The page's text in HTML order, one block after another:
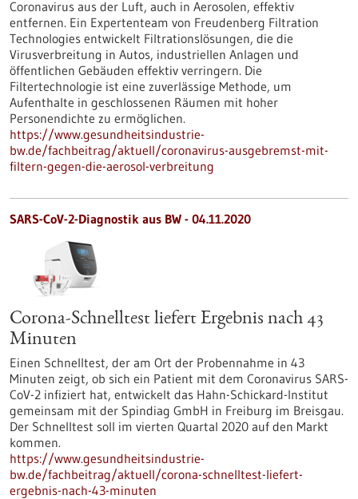
Coronavirus aus der Luft, auch in Aerosolen, effektiv
entfernen. Ein Expertenteam von Freudenberg Filtration
Technologies entwickelt Filtrationslösungen, die die
Virusverbreitung in Autos, industriellen Anlagen und
öffentlichen Gebäuden effektiv verringern. Die
Filtertechnologie ist eine zuverlässige Methode, um
Aufenthalte in geschlossenen Räumen mit hoher
Personendichte zu ermöglichen.
https://www.gesundheitsindustrie-
bw.de/fachbeitrag/aktuell/coronavirus-ausgebremst-mit-
filtern-gegen-die-aerosol-verbreitung
SARS-CoV-2-Diagnostik aus BW - 04.11.2020
Corona-Schnelltest liefert Ergebnis nach 43
Minuten
Einen Schnelltest, der am Ort der Probennahme in 43
Minuten zeigt, ob sich ein Patient mit dem Coronavirus SARS-
CoV-2 infiziert hat, entwickelt das Hahn-Schickard-Institut
gemeinsam mit der Spindiag GmbH in Freiburg im Breisgau.
Der Schnelltest soll im vierten Quartal 2020 auf den Markt
kommen.
https://www.gesundheitsindustrie-
bw.de/fachbeitrag/aktuell/corona-schnelltest-liefert-
ergebnis-nach-43-minuten